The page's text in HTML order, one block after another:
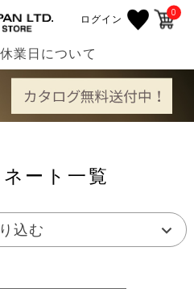
ログイン 0
業日について
ート一覧
込む